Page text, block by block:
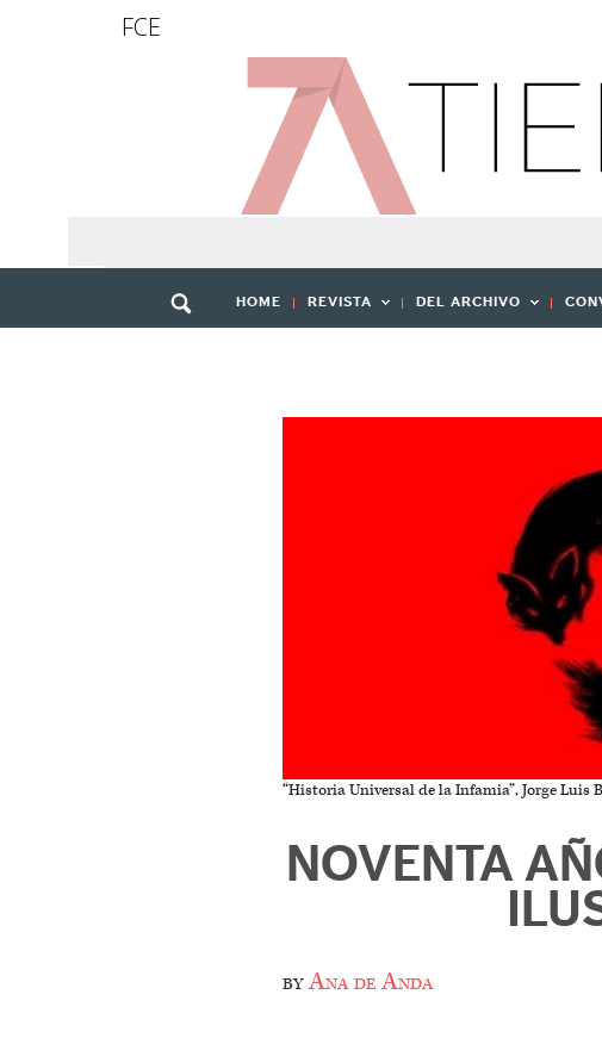
FCE
HOME REVISTA DEL ARCHIVO
“Historia Universal de la Infamia”, Jorge Luis
NOVENTA
byAna de Anda